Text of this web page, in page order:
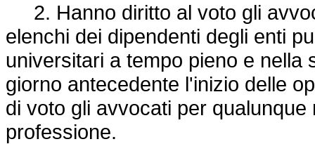
2. Hanno diritto al voto gli
elenchi dei dipendenti degli enti
universitari a tempo pieno e nella
giorno antecedente l'inizio delle
di voto gli avvocati per
professione.